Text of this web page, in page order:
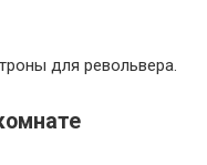
для револьвера.